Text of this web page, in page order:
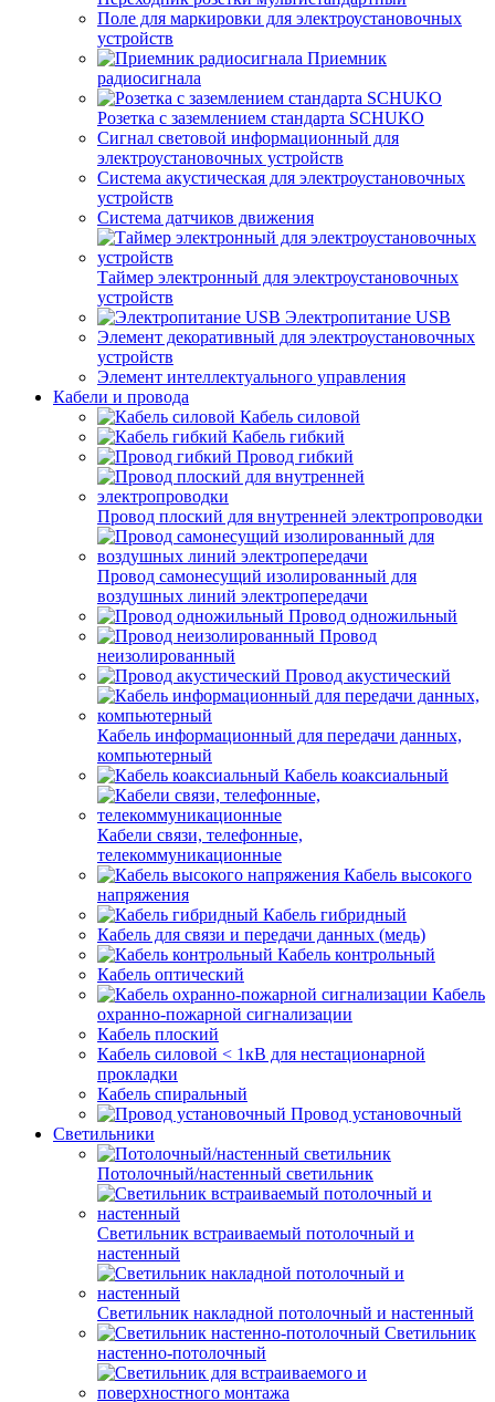
Поле для маркировки для электроустановочных
устройств
Приемник
радиосигнала
Розетка с заземлением стандарта SCHUKO
Сигнал световой информационный для
электроустановочных устройств
Система акустическая для электроустановочных
устройств
Система датчиков движения
Таймер электронный для электроустановочных
устройств
Электропитание USB
Элемент декоративный для электроустановочных
устройств
Элемент интеллектуального управления
Кабели и провода
Кабель силовой
Кабель гибкий
Провод гибкий
Провод плоский для внутренней электропроводки
Провод самонесущий изолированный для
воздушных линий электропередачи
Провод одножильный
Провод
неизолированный
Провод акустический
Кабель информационный для передачи данных,
компьютерный
Кабель коаксиальный
Кабели связи, телефонные,
телекоммуникационные
Кабель высокого
напряжения
Кабель гибридный
Кабель для связи и передачи данных (медь)
Кабель контрольный
Кабель оптический
Кабель
охранно-пожарной сигнализации
Кабель плоский
Кабель силовой < 1кВ для нестационарной
прокладки
Кабель спиральный
Провод установочный
Светильники
Потолочный/настенный светильник
Светильник встраиваемый потолочный и
настенный
Светильник накладной потолочный и настенный
Светильник
настенно-потолочный